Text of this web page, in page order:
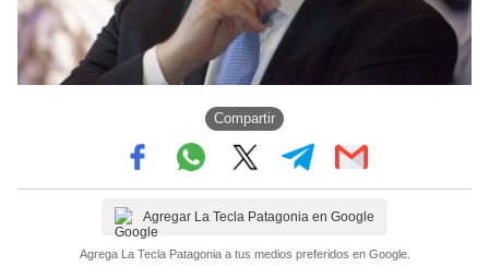
Compartir
Agregar La Tecla Patagonia en Google
Agrega La Tecla Patagonia a tus medios preferidos en Google.